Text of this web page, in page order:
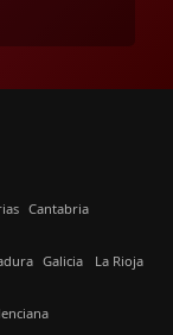
Cantabria
Galicia La Rioja